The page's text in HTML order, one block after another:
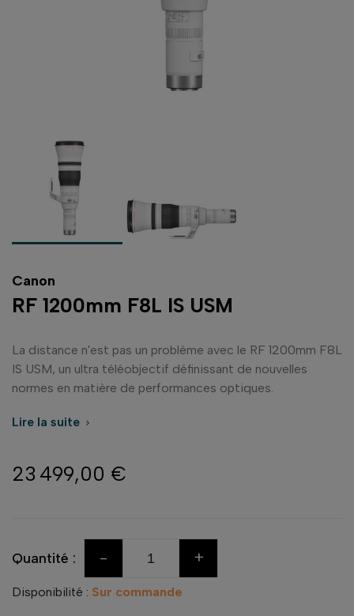
Canon
RF 1200mm F8L IS USM
La distance n'est pas un problème avec le RF 1200mm F8L
IS USM, un ultra téléobjectif définissant de nouvelles
normes en matière de performances optiques.
Lire la suite 
23 499,00 €
Quantité : - +
Disponibilité : Sur commande